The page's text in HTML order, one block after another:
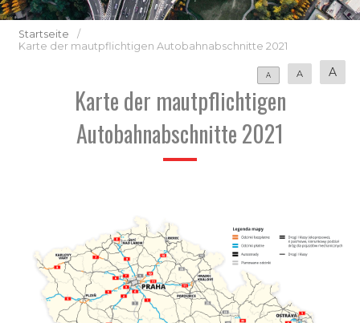
Startseite
/
Karte der mautpflichtigen Autobahnabschnitte 2021
A A A
Karte der mautpflichtigen
Autobahnabschnitte 2021